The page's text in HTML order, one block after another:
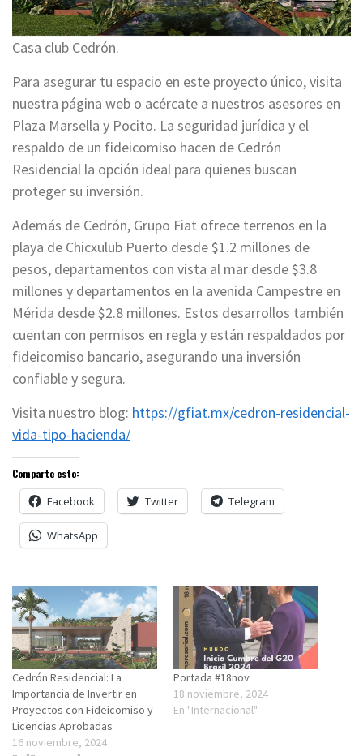
Casa club Cedrón.
Para asegurar tu espacio en este proyecto único, visita
nuestra página web o acércate a nuestros asesores en
Plaza Marsella y Pocito. La seguridad jurídica y el
respaldo de un fideicomiso hacen de Cedrón
Residencial la opción ideal para quienes buscan
proteger su inversión.
Además de Cedrón, Grupo Fiat ofrece terrenos en la
playa de Chicxulub Puerto desde $1.2 millones de
pesos, departamentos con vista al mar desde $3.8
millones y departamentos en la avenida Campestre en
Mérida desde $2.8 millones. Estos desarrollos también
cuentan con permisos en regla y están respaldados por
fideicomiso bancario, asegurando una inversión
confiable y segura.
Visita nuestro blog: https://gfiat.mx/cedron-residencial-
vida-tipo-hacienda/
Comparte esto:
Facebook Twitter Telegram
WhatsApp
Cedrón Residencial: La
Importancia de Invertir en
Proyectos con Fideicomiso y
Licencias Aprobadas
16 noviembre, 2024
Portada #18nov
18 noviembre, 2024
En "Internacional"